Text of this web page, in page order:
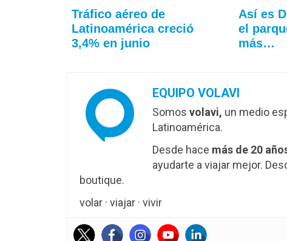
Tráfico aéreo de
Latinoamérica creció
3,4% en junio
Así es
el
más…
EQUIPO VOLAVI
Somos volavi, un medio
Latinoamérica.
Desde hace más de 20
ayudarte a viajar mejor.
boutique.
volar · viajar · vivir